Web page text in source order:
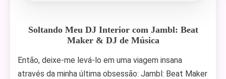
Soltando Meu DJ Interior com Jambl: Beat
Maker & DJ de Música
Então, deixe-me levá-lo em uma viagem insana
através da minha última obsessão: Jambl: Beat Maker